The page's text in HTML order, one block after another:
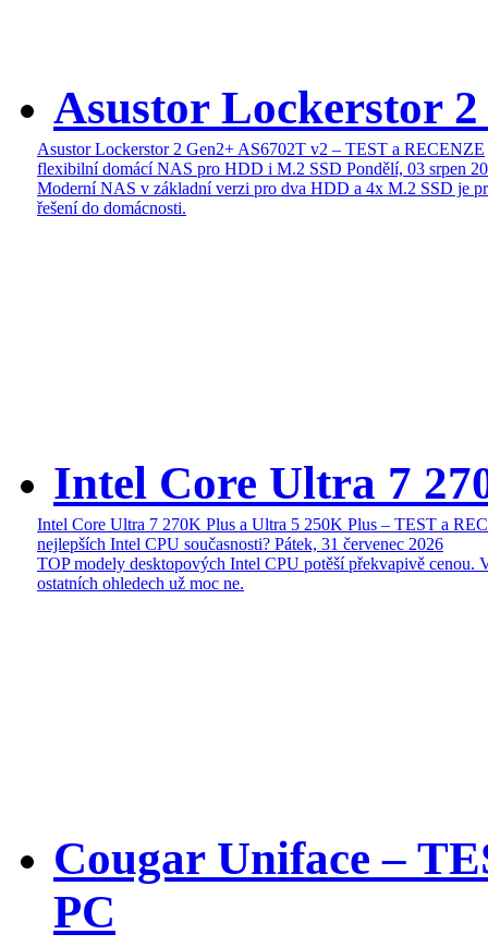
Asustor Lockerstor
Asustor Lockerstor 2 Gen2+ AS6702T v2 – TEST a RECENZE
flexibilní domácí NAS pro HDD i M.2 SSD Pondělí, 03 srpen
Moderní NAS v základní verzi pro dva HDD a 4x M.2 SSD je
řešení do domácnosti.
Intel Core Ultra 7
Intel Core Ultra 7 270K Plus a Ultra 5 250K Plus – TEST a
nejlepších Intel CPU současnosti? Pátek, 31 červenec 2026
TOP modely desktopových Intel CPU potěší překvapivě cenou.
ostatních ohledech už moc ne.
Cougar Uniface –
PC